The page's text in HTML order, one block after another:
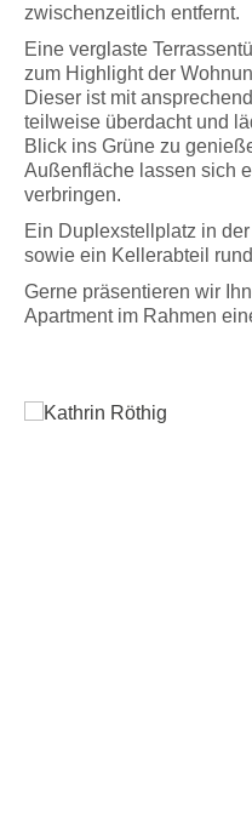
zwischenzeitlich entfernt.
Eine verglaste
zum Highlight der
Dieser ist mit
teilweise überdacht und
Blick ins Grüne zu
Außenfläche lassen sich
verbringen.
Ein Duplexstellplatz in
sowie ein Kellerabteil
Gerne präsentieren wir
Apartment im Rahmen
Kathrin Röthig
Pienzenauerstraße 2
+49 89 997297-0